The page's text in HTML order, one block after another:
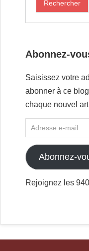
Abonnez-
Saisissez votre
abonner à ce
chaque nouvel
Abonnez-
Rejoignez les